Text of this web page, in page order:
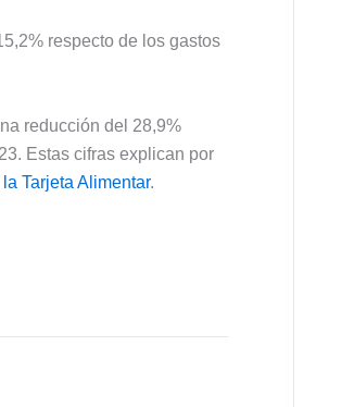
respecto de los gastos
reducción del 28,9%
Estas cifras explican por
Tarjeta Alimentar.